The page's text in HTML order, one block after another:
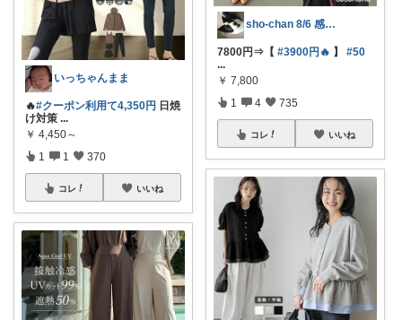
いっちゃんまま
🔥#クーポン利用て4,350円 日焼
け対策 ...
￥ 4,450～
1 1 370
コレ いいね
sho-chan 8/6 感謝🩷
7800円⇒【 #3900円🔥 】 #50
...
￥ 7,800
1 4 735
コレ いいね